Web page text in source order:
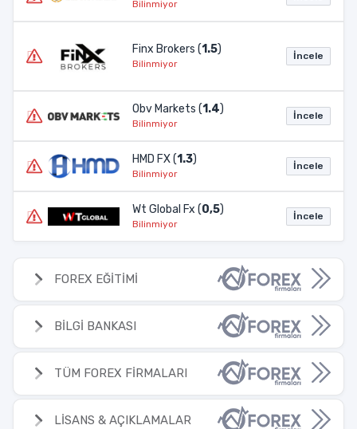
Bilinmiyor
Finx Brokers (1.5)
Bilinmiyor
İncele
Obv Markets (1.4)
Bilinmiyor
İncele
HMD FX (1.3)
Bilinmiyor
İncele
Wt Global Fx (0,5)
Bilinmiyor
İncele
FOREX EĞİTİMİ
BİLGİ BANKASI
TÜM FOREX FİRMALARI
LİSANS & AÇIKLAMALAR